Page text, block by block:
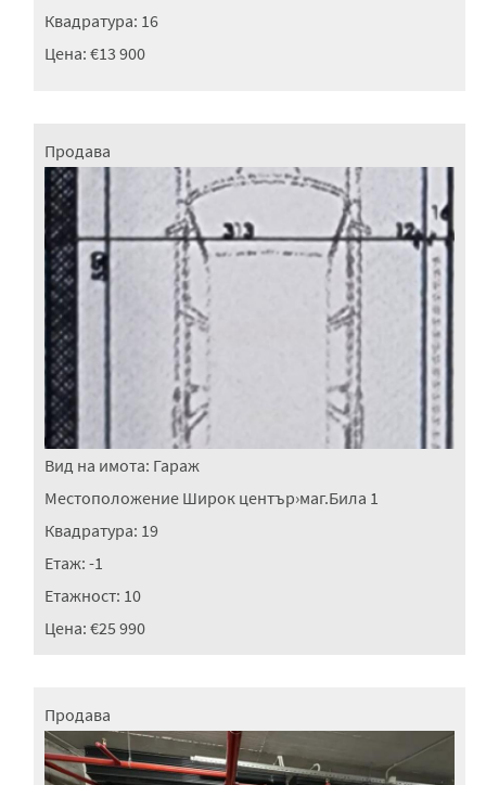
Квадратура: 16
Цена: €13 900
Продава
Вид на имота: Гараж
Местоположение Широк център›маг.Била 1
Квадратура: 19
Етаж: -1
Етажност: 10
Цена: €25 990
Продава